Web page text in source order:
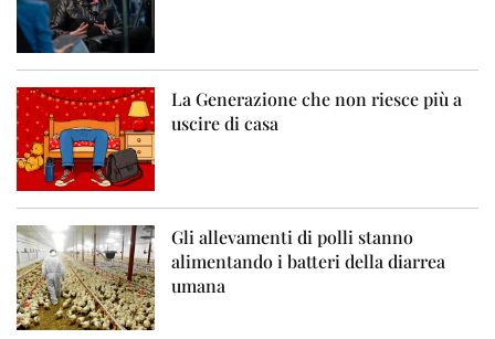
La Generazione che non riesce più a
uscire di casa
Gli allevamenti di polli stanno
alimentando i batteri della diarrea
umana